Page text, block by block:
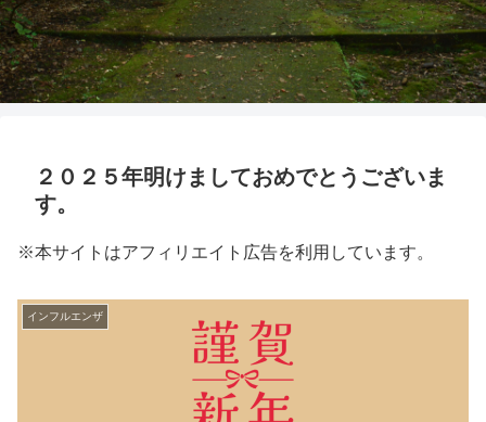
２０２５年明けましておめでとうございま
す。
※本サイトはアフィリエイト広告を利用しています。
インフルエンザ